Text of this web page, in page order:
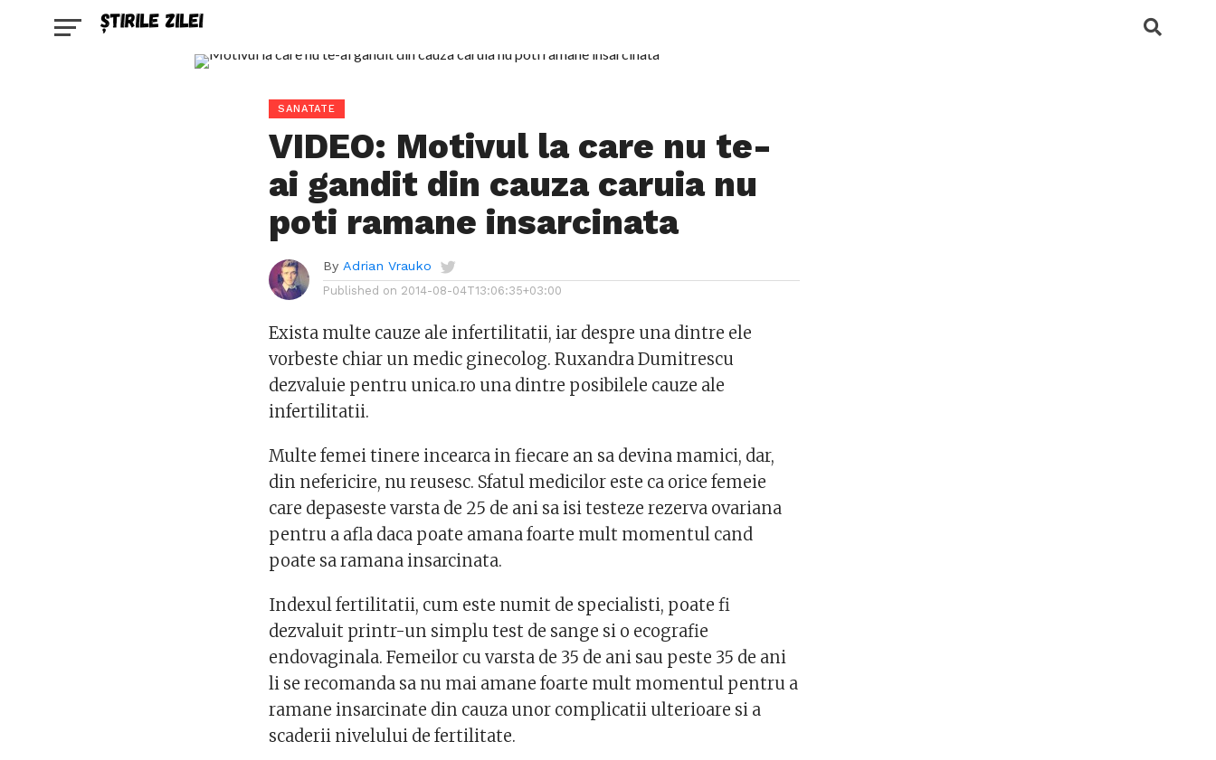
SANATATE
VIDEO: Motivul la care nu te-
ai gandit din cauza caruia nu
poti ramane insarcinata
By Adrian Vrauko
Published on 2014-08-04T13:06:35+03:00
Exista multe cauze ale infertilitatii, iar despre una dintre ele
vorbeste chiar un medic ginecolog. Ruxandra Dumitrescu
dezvaluie pentru unica.ro una dintre posibilele cauze ale
infertilitatii.
Multe femei tinere incearca in fiecare an sa devina mamici, dar,
din nefericire, nu reusesc. Sfatul medicilor este ca orice femeie
care depaseste varsta de 25 de ani sa isi testeze rezerva ovariana
pentru a afla daca poate amana foarte mult momentul cand
poate sa ramana insarcinata.
Indexul fertilitatii, cum este numit de specialisti, poate fi
dezvaluit printr-un simplu test de sange si o ecografie
endovaginala. Femeilor cu varsta de 35 de ani sau peste 35 de ani
li se recomanda sa nu mai amane foarte mult momentul pentru a
ramane insarcinate din cauza unor complicatii ulterioare si a
scaderii nivelului de fertilitate.